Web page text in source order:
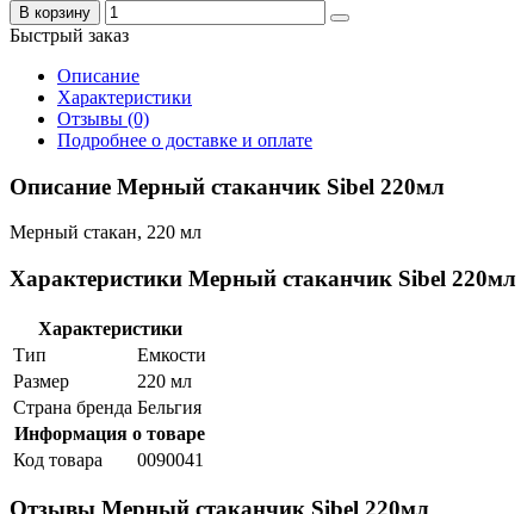
В корзину
Быстрый заказ
Описание
Характеристики
Отзывы (0)
Подробнее о доставке и оплате
Описание Мерный стаканчик Sibel 220мл
Мерный стакан, 220 мл
Характеристики Мерный стаканчик Sibel 220мл
Характеристики
Тип
Емкости
Размер
220 мл
Страна бренда Бельгия
Информация о товаре
Код товара
0090041